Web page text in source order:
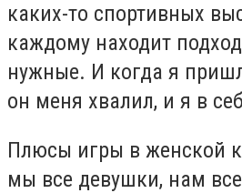
каких-то спортивных
каждому находит
нужные. И когда я
он меня хвалил, и я в
Плюсы игры в женской
мы все девушки, нам